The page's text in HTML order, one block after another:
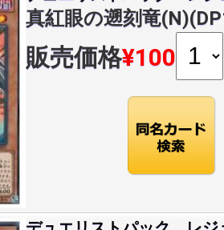
真紅眼の遡刻竜
販売価格¥100